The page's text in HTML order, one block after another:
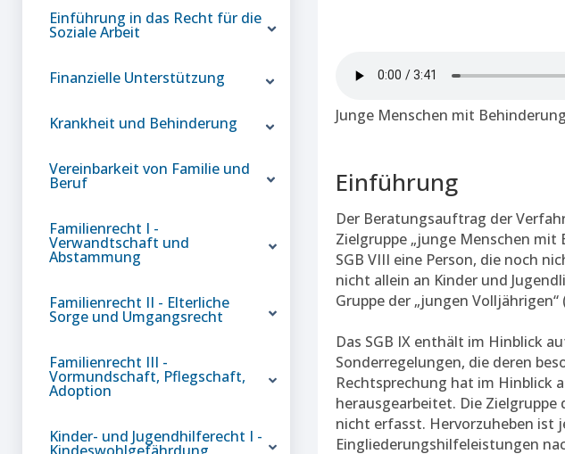
Einführung in das Recht für die
Soziale Arbeit
Finanzielle Unterstützung
Krankheit und Behinderung
Vereinbarkeit von Familie und
Beruf
Familienrecht I -
Verwandtschaft und
Abstammung
Familienrecht II - Elterliche
Sorge und Umgangsrecht
Familienrecht III -
Vormundschaft, Pflegschaft,
Adoption
Kinder- und Jugendhilferecht I -
Junge Menschen mit Behinderung
Einführung
Der Beratungsauftrag der
Zielgruppe „junge Menschen mit
SGB VIII eine Person, die noch
nicht allein an Kinder und
Gruppe der „jungen Volljährigen“
Das SGB IX enthält im Hinblick
Sonderregelungen, die deren
Rechtsprechung hat im Hinblick
herausgearbeitet. Die
nicht erfasst. Hervorzuheben ist
Eingliederungshilfeleistungen